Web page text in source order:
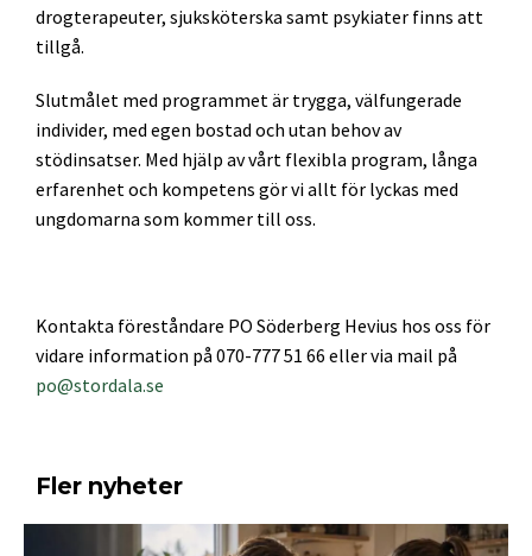
drogterapeuter, sjuksköterska samt psykiater finns att
tillgå.
Slutmålet med programmet är trygga, välfungerade
individer, med egen bostad och utan behov av
stödinsatser. Med hjälp av vårt flexibla program, långa
erfarenhet och kompetens gör vi allt för lyckas med
ungdomarna som kommer till oss.
Kontakta föreståndare PO Söderberg Hevius hos oss för
vidare information på 070-777 51 66 eller via mail på
po@stordala.se
Fler nyheter